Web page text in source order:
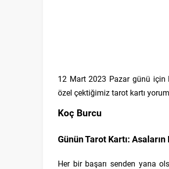
12 Mart 2023 Pazar günü için
özel çektiğimiz tarot kartı
Koç Burcu
Günün Tarot Kartı: Asaların
Her bir başarı senden yana